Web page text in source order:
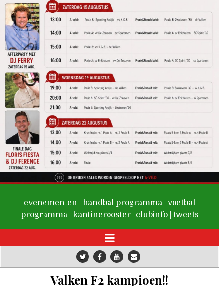
De Valken
evenementen handbal programma
voetbal
programma
kantinerooster clubinfo tweets
Valken F2 kampioen!!